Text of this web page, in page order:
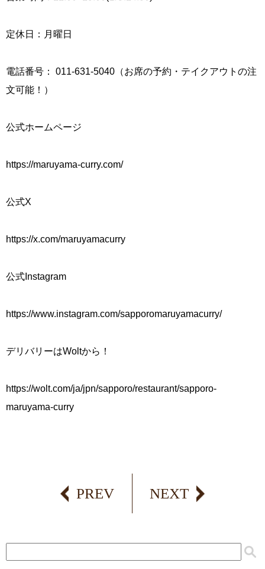
定休日：月曜日
電話番号： 011-631-5040（お席の予約・テイクアウトの注
文可能！）
公式ホームページ
https://maruyama-curry.com/
公式X
https://x.com/maruyamacurry
公式Instagram
https://www.instagram.com/sapporomaruyamacurry/
デリバリーはWoltから！
https://wolt.com/ja/jpn/sapporo/restaurant/sapporo-
maruyama-curry
PREV NEXT